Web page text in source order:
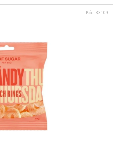
Kód:83109